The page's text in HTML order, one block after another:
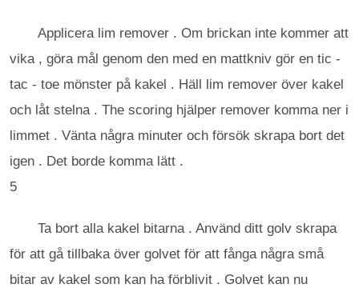
Applicera lim remover . Om brickan inte kommer att
vika , göra mål genom den med en mattkniv gör en tic -
tac - toe mönster på kakel . Häll lim remover över kakel
och låt stelna . The scoring hjälper remover komma ner i
limmet . Vänta några minuter och försök skrapa bort det
igen . Det borde komma lätt .
5
Ta bort alla kakel bitarna . Använd ditt golv skrapa
för att gå tillbaka över golvet för att fånga några små
bitar av kakel som kan ha förblivit . Golvet kan nu